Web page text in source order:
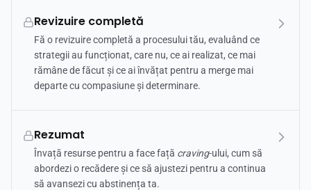
Revizuire completă
Fă o revizuire completă a procesului tău, evaluând ce
strategii au funcționat, care nu, ce ai realizat, ce mai
rămâne de făcut și ce ai învățat pentru a merge mai
departe cu compasiune și determinare.
Rezumat
Învață resurse pentru a face față craving-ului, cum să
abordezi o recădere și ce să ajustezi pentru a continua
să avansezi cu abstinența ta.